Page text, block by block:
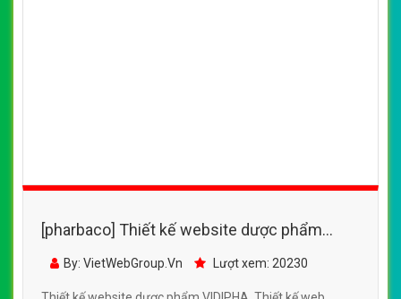
[pharbaco] Thiết kế website dược phẩm
VIDIPHA đẹp, chuyên nghiệp chuẩn SEO
By: VietWebGroup.Vn Lượt xem: 20230